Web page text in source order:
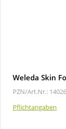
Weleda Skin
PZN/Art.Nr.:
Pflichtangaben